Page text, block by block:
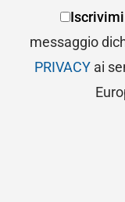
messaggio
PRIVACYai